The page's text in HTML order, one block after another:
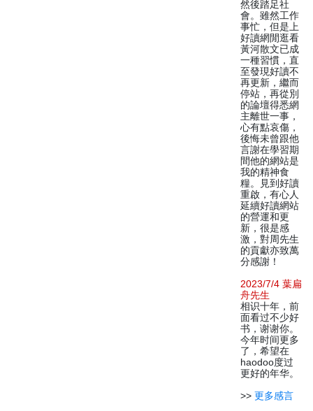
然後踏足社
會。雖然工作
事忙，但是上
好讀網閒逛看
黃河散文已成
一種習慣，直
至發現好讀不
再更新，繼而
停站，再從別
的論壇得悉網
主離世一事，
心有點哀傷，
後悔未曾跟他
言謝在學習期
間他的網站是
我的精神食
糧。見到好讀
重啟，有心人
延續好讀網站
的營運和更
新，很是感
激，對周先生
的貢獻亦致萬
分感謝！
2023/7/4 葉扁
舟先生
相识十年，前
面看过不少好
书，谢谢你。
今年时间更多
了，希望在
haodoo度过
更好的年华。
>> 更多感言